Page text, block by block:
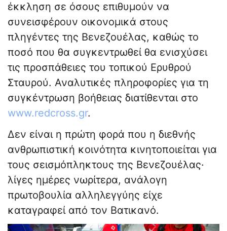
έκκληση σε όσους επιθυμούν να
συνεισφέρουν οικονομικά στους
πληγέντες της Βενεζουέλας, καθώς το
ποσό που θα συγκεντρωθεί θα ενισχύσει
τις προσπάθειες του τοπικού Ερυθρού
Σταυρού. Αναλυτικές πληροφορίες για τη
συγκέντρωση βοήθειας διατίθενται στο
www.redcross.gr.
Δεν είναι η πρώτη φορά που η διεθνής
ανθρωπιστική κοινότητα κινητοποιείται για
τους σεισμόπληκτους της Βενεζουέλας·
λίγες ημέρες νωρίτερα, ανάλογη
πρωτοβουλία αλληλεγγύης είχε
καταγραφεί από τον Βατικανό.